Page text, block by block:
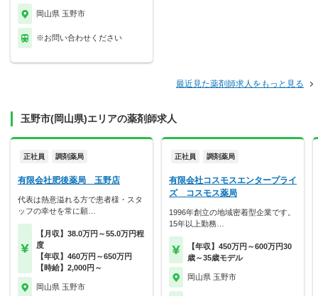
岡山県 玉野市
※お問い合わせください
最近見た薬剤師求人をもっと見る
玉野市(岡山県)エリアの薬剤師求人
正社員 調剤薬局
有限会社肥後薬局 玉野店
代表は熱意溢れる方で患者様・スタ
ッフの幸せを常に願…
【月収】38.0万円～55.0万円程
度
【年収】460万円～650万円
【時給】2,000円～
岡山県 玉野市
正社員 調剤薬局
有限会社コスモスエンタープライ
ズ コスモス薬局
1996年創立の地域密着型企業です。
15年以上勤務…
【年収】450万円～600万円30
歳～35歳モデル
岡山県 玉野市